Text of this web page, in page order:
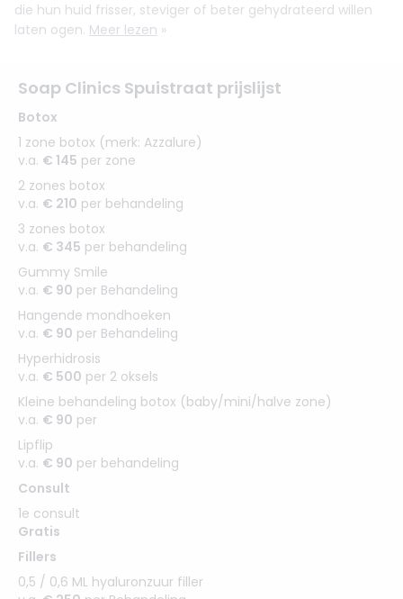
die hun huid frisser, steviger of beter gehydrateerd willen
laten ogen. Meer lezen »
Soap Clinics Spuistraat prijslijst
Botox
1 zone botox (merk: Azzalure)
v.a. € 145 per zone
2 zones botox
v.a. € 210 per behandeling
3 zones botox
v.a. € 345 per behandeling
Gummy Smile
v.a. € 90 per Behandeling
Hangende mondhoeken
v.a. € 90 per Behandeling
Hyperhidrosis
v.a. € 500 per 2 oksels
Kleine behandeling botox (baby/mini/halve zone)
v.a. € 90 per
Lipflip
v.a. € 90 per behandeling
Consult
1e consult
Gratis
Fillers
0,5 / 0,6 ML hyaluronzuur filler